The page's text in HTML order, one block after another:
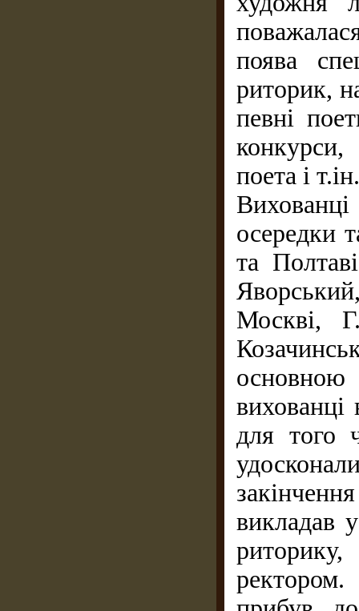
поява
риторик,
певні
конкурси,
поета і т.ін.
осередки
та
Москві,
вихованці
для того
викладав